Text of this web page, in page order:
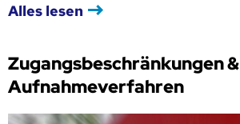
Alles lesen
Zugangsbeschränkungen &
Aufnahmeverfahren